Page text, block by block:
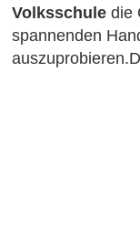
Volksschule die
spannenden